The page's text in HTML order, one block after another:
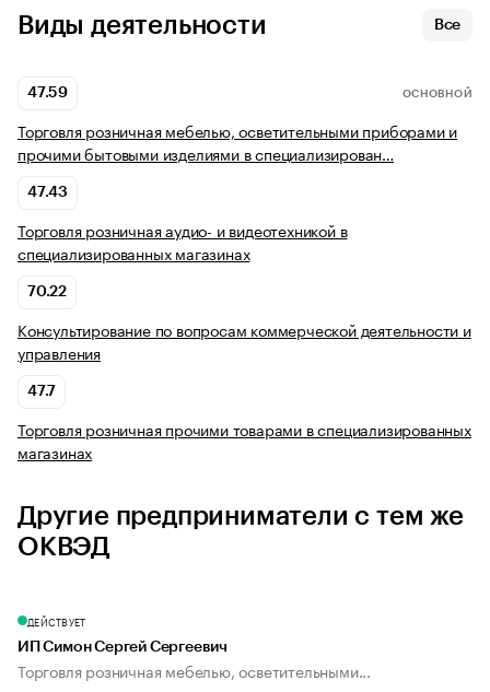
Виды деятельности Все
47.59 ОСНОВНОЙ
Торговля розничная мебелью, осветительными приборами и
прочими бытовыми изделиями в специализирован…
47.43
Торговля розничная аудио- и видеотехникой в
специализированных магазинах
70.22
Консультирование по вопросам коммерческой деятельности и
управления
47.7
Торговля розничная прочими товарами в специализированных
магазинах
Другие предприниматели с тем же
ОКВЭД
ДЕЙСТВУЕТ
ИП Симон Сергей Сергеевич
Торговля розничная мебелью, осветительными...